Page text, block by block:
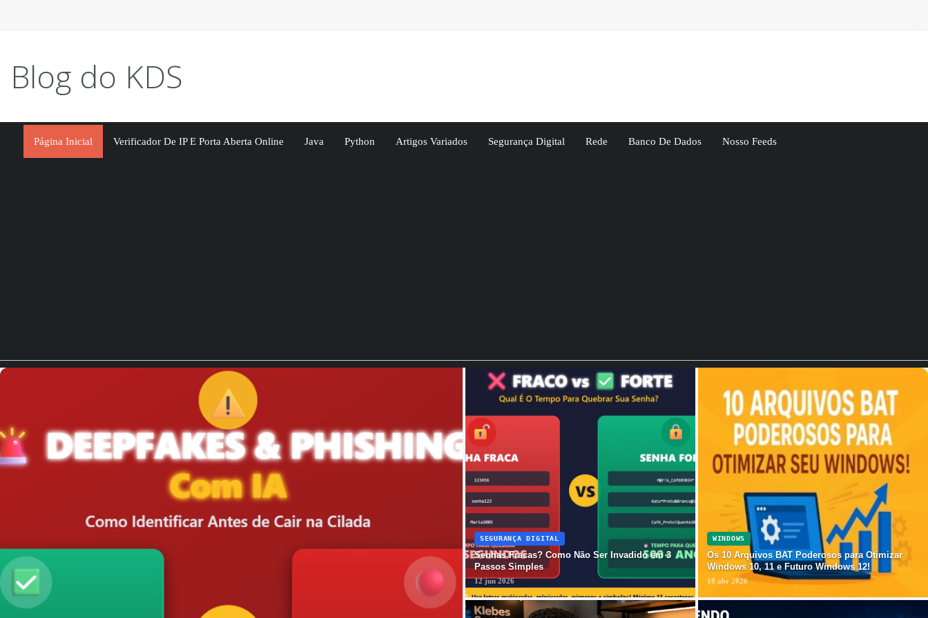
Blog do KDS
Página Inicial Verificador De IP E Porta Aberta Online Java Python Artigos Variados Segurança Digital Rede Banco De Dados Nosso Feeds
SEGURANÇA DIGITAL
Senhas Fracas? Como Não Ser Invadido em 3
Passos Simples
12 jun 2026
WINDOWS
Os 10 Arquivos BAT Poderosos para Otimizar
Windows 10, 11 e Futuro Windows 12!
18 abr 2026